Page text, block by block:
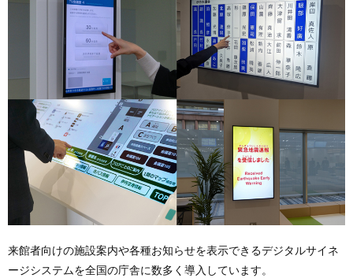
来館者向けの施設案内や各種お知らせを表示できるデジタルサイネ
ージシステムを全国の庁舎に数多く導入しています。